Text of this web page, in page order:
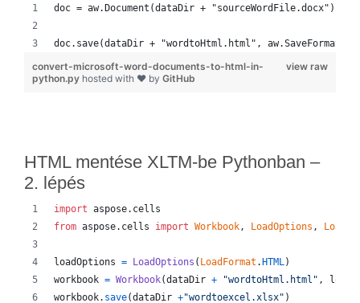
doc = aw.Document(dataDir + "sourceWordFile.docx")
doc.save(dataDir + "wordtoHtml.html",
view raw
convert-microsoft-word-documents-to-html-in-
python.py hosted with ❤ by GitHub
HTML mentése XLTM-be Pythonban –
2. lépés
import aspose. cells
from aspose. cells import Workbook, LoadOptions ,
loadOptions = LoadOptions ( LoadFormat . HTML)
workbook = Workbook(dataDir + "wordtoHtml.html" ,
workbook. save(dataDir +"wordtoexcel.xlsx" )